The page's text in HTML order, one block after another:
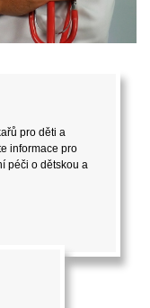
pro děti a
informace pro
péči o dětskou a